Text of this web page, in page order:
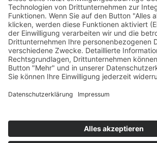
hallo@neuton.de
+49 159 / 017 59 438
Unsere Mail-Liste
Vorname
Wir benötigen Ihre Zustimmung, um den
Wir verwenden reCAPTCHA, um
Informationen zu überprüfen. Dieser Service